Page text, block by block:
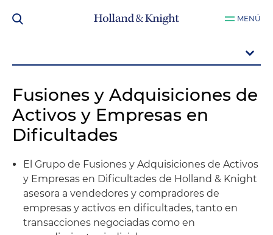
MENÚ
Fusiones y Adquisiciones de
Activos y Empresas en
Dificultades
El Grupo de Fusiones y Adquisiciones de Activos
y Empresas en Dificultades de Holland & Knight
asesora a vendedores y compradores de
empresas y activos en dificultades, tanto en
transacciones negociadas como en